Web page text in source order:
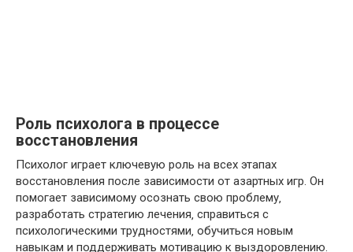
Роль психолога в процессе
восстановления
Психолог играет ключевую роль на всех этапах
восстановления после зависимости от азартных игр. Он
помогает зависимому осознать свою проблему‚
разработать стратегию лечения‚ справиться с
психологическими трудностями‚ обучиться новым
навыкам и поддерживать мотивацию к выздоровлению.